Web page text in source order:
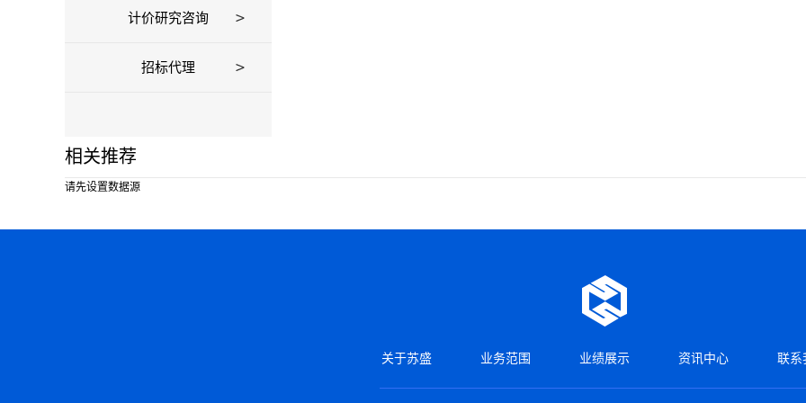
计价研究咨询
招标代理
相关推荐
请先设置数据源
关于苏盛 业务范围 业绩展示 资讯中心 联系